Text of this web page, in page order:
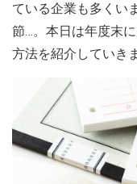
ている企業も多くい
節…。本日は年度末
方法を紹介していき